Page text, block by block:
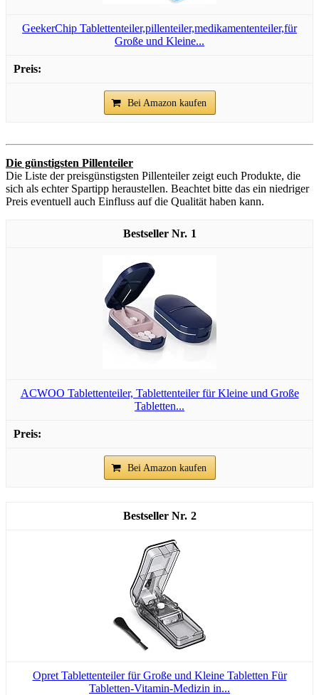
GeekerChip Tablettenteiler,pillenteiler,medikamententeiler,für
Große und Kleine...
Bei Amazon kaufen
Die günstigsten Pillenteiler
Die Liste der preisgünstigsten Pillenteiler zeigt euch Produkte, die
sich als echter Spartipp heraustellen. Beachtet bitte das ein niedriger
Preis eventuell auch Einfluss auf die Qualität haben kann.
1
ACWOO Tablettenteiler, Tablettenteiler für Kleine und Große
Tabletten...
Bei Amazon kaufen
2
Opret Tablettenteiler für Große und Kleine Tabletten Für
Tabletten-Vitamin-Medizin in...